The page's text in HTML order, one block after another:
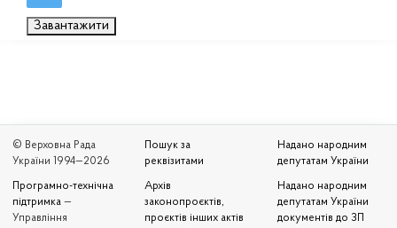
Завантажити
© Верховна Рада
України 1994—2026
Програмно-технічна
підтримка —
Управління
Пошук за
реквізитами
Архів
законопроєктів,
проєктів інших актів
Надано народним
депутатам України
Надано народним
депутатам України
документів до ЗП